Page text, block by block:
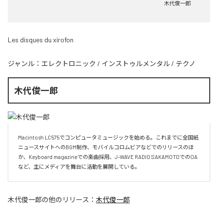
木代俊一郎
Les disques du xirofon
ジャンル： エレクトロニック / インストゥルメンタル / テクノ
木代俊一郎
Macintosh LC575でコンピュータミュージックを始める。これまでに全国紙
ニュースサイトへのBGM制作、モバイルコロムビアなどでのリリースのほ
か、Keyboard magazineでの楽曲採用、J-WAVE RADIO SAKAMOTOでのOA
など、主にメディアを舞台に活動を展開している。
木代俊一郎の他のリリース： 木代俊一郎